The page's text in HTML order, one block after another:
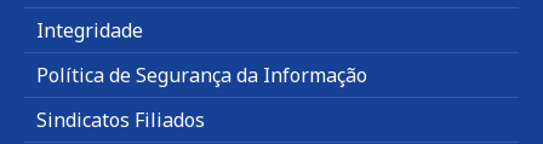
Integridade
Política de Segurança da Informação
Sindicatos Filiados